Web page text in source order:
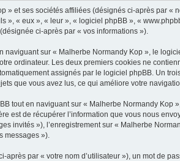
et ses sociétés affiliées (désignés ci-après par «
», « eux », « leur », « logiciel phpBB », «
ci-après par « vos informations »).
sur « Malherbe Normandy Kop », le
ordinateur. Les deux premiers cookies ne
assignés par le logiciel phpBB. Un
que vous avez lus, ce qui améliore votre
tout en naviguant sur « Malherbe Normandy
est de récupérer l’information que vous nous
invités »), l’enregistrement sur « Malherbe
messages »).
par « votre nom d’utilisateur »), un mot de